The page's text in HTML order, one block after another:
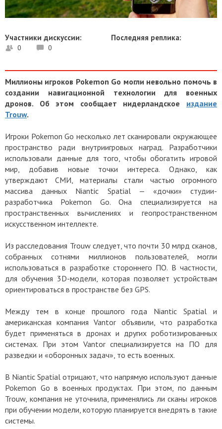
Участники дискуссии:
0 0
Последняя реплика:
Миллионы игроков Pokemon Go могли невольно помочь в
создании навигационной технологии для военных
дронов. Об этом сообщает нидерландское издание
Trouw.
Игроки Pokemon Go несколько лет сканировали окружающее
пространство ради внутриигровых наград. Разработчики
использовали данные для того, чтобы обогатить игровой
мир, добавив новые точки интереса. Однако, как
утверждают СМИ, материалы стали частью огромного
массива данных Niantic Spatial — «дочки» студии-
разработчика Pokemon Go. Она специализируется на
пространственных вычислениях и геопространственном
искусственном интеллекте.
Из расследования Trouw следует, что почти 30 млрд сканов,
собранных сотнями миллионов пользователей, могли
использоваться в разработке стороннего ПО. В частности,
для обучения 3D-модели, которая позволяет устройствам
ориентироваться в пространстве без GPS.
Между тем в конце прошлого года Niantic Spatial и
американская компания Vantor объявили, что разработка
будет применяться в дронах и других роботизированных
системах. При этом Vantor специализируется на ПО для
разведки и «оборонных задач», то есть военных.
В Niantic Spatial отрицают, что напрямую используют данные
Pokemon Go в военных продуктах. При этом, по данным
Trouw, компания не уточнила, применялись ли сканы игроков
при обучении модели, которую планируется внедрять в такие
системы.